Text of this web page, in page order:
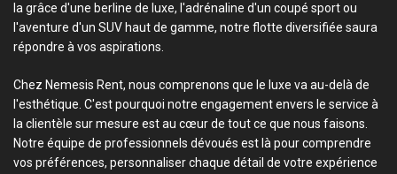
la grâce d'une berline de luxe, l'adrénaline d'un coupé sport ou
l'aventure d'un SUV haut de gamme, notre flotte diversifiée saura
répondre à vos aspirations.
Chez Nemesis Rent, nous comprenons que le luxe va au-delà de
l'esthétique. C'est pourquoi notre engagement envers le service à
la clientèle sur mesure est au cœur de tout ce que nous faisons.
Notre équipe de professionnels dévoués est là pour comprendre
vos préférences, personnaliser chaque détail de votre expérience